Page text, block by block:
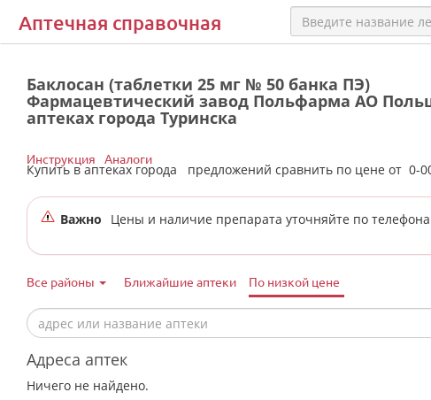
Аптечная справочная
Баклосан (таблетки 25 мг № 50 банка ПЭ)
Фармацевтический завод Польфарма АО
аптеках города Туринска
Купить в аптеках города предложений сравнить по цене от 0-
Инструкция Аналоги
Важно Цены и наличие препарата уточняйте по
Все районы Ближайшие аптеки По низкой цене
Адреса аптек
Ничего не найдено.